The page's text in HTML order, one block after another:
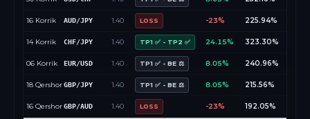
16 Korrik AUD/JPY 1.40 LOSS -23% 225.94%
14 Korrik CHF/JPY 1.40 TP1 ✅ - TP2 ✅ 24.15% 323.30%
06 Korrik EUR/USD 1.40 TP1 ✅ - BE ⚖️ 8.05% 240.96%
18 QershorGBP/JPY 1.40 TP1 ✅ - BE ⚖️ 8.05% 215.56%
16 QershorGBP/AUD 1.40 LOSS -23% 192.05%